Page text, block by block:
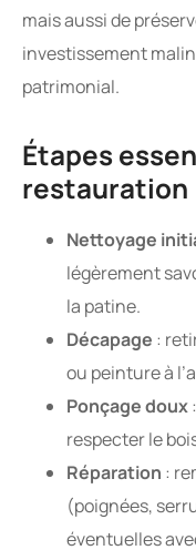
mais aussi de
investissement
patrimonial.
Étapes
restauration
Nettoyage
légèrement
la patine.
Décapage :
ou peinture à
Ponçage doux
respecter le
Réparation :
(poignées,
éventuelles